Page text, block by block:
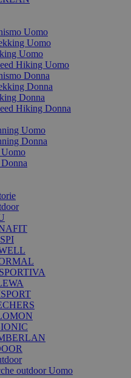
Uomo
Uomo
Uomo
Hiking Uomo
Donna
Donna
Donna
Hiking Donna
Uomo
Donna
Uomo
outdoor Uomo